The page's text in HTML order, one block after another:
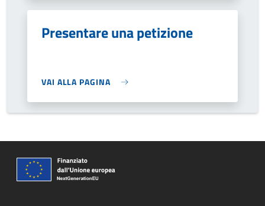
Presentare una petizione
VAI ALLA PAGINA